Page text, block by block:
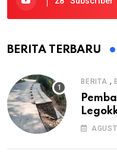
BERITA TERBARU
BERITA ,